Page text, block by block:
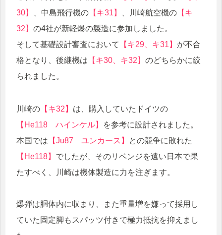
30】
、中島飛行機の 【キ31】 、川崎航空機の 【キ
32】 の4社が新軽爆の製造に参加しました。
そして基礎設計審査において
【キ29、キ31】 が不合
格となり、後継機は 【キ30、キ32】 のどちらかに絞
られました。
川崎の 【キ32】 は、購入していたドイツの
【He118 ハインケル】
を参考に設計されました。
本国では 【Ju87 ユンカース】
との競争に敗れた
【He118】 でしたが、そのリベンジを遠い日本で果
たすべく、川崎は機体製造に力を注ぎます。
爆弾は胴体内に収まり、また重量増を嫌って採用し
ていた固定脚もスパッツ付きで極力抵抗を抑えまし